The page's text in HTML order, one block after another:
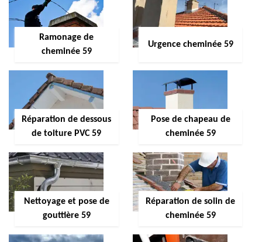
Ramonage de
cheminée 59
Urgence cheminée 59
Réparation de dessous
de toiture PVC 59
Pose de chapeau de
cheminée 59
Nettoyage et pose de
gouttière 59
Réparation de solin de
cheminée 59